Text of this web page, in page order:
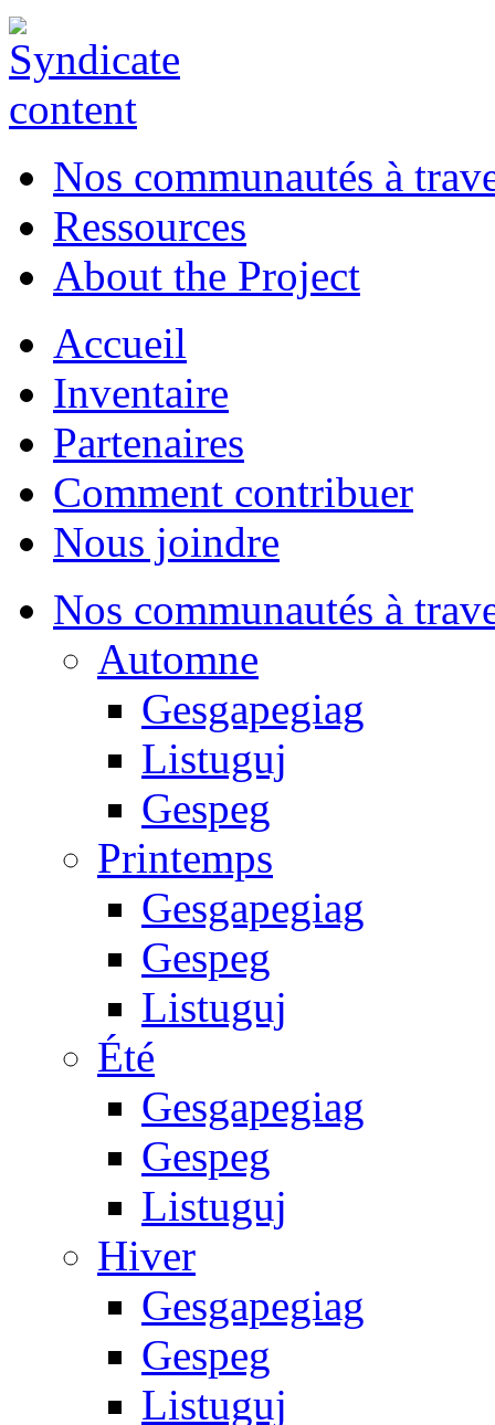
Nos communautés à
Ressources
About the Project
Accueil
Inventaire
Partenaires
Comment contribuer
Nous joindre
Nos communautés à
Automne
Gesgapegiag
Listuguj
Gespeg
Printemps
Gesgapegiag
Gespeg
Listuguj
Été
Gesgapegiag
Gespeg
Listuguj
Hiver
Gesgapegiag
Gespeg
Listuguj